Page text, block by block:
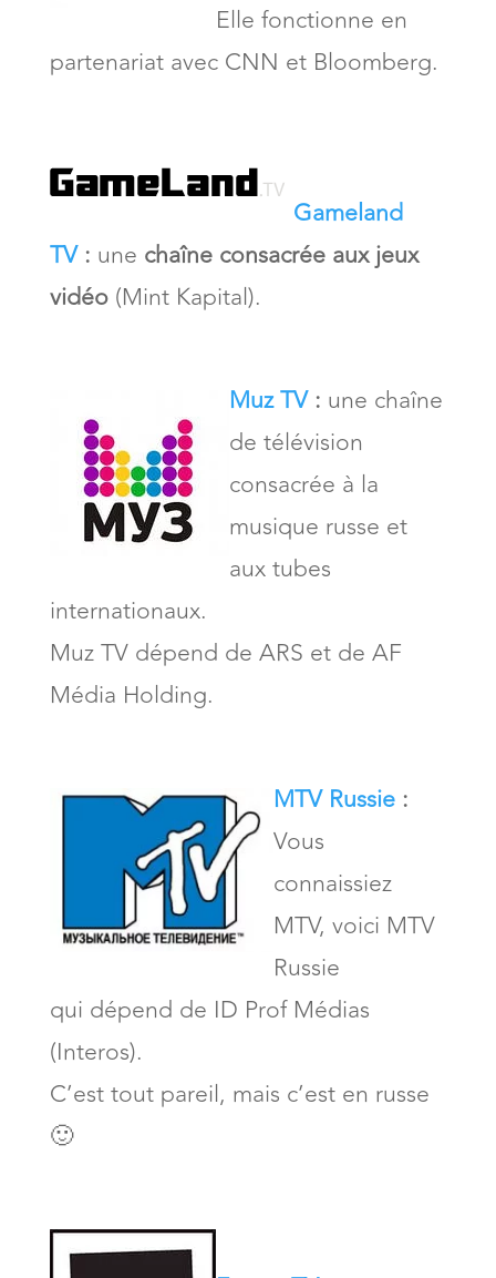
Elle fonctionne en
partenariat avec CNN et Bloomberg.
Gameland
TV: une chaîne consacrée aux jeux
vidéo(Mint Kapital).
Muz TV: une chaîne
de télévision
consacrée à la
musique russe et
aux tubes
internationaux.
Muz TV dépend de ARS et de AF
Média Holding.
MTV Russie:
Vous
connaissiez
MTV, voici MTV
Russie
qui dépend de ID Prof Médias
(Interos).
C’est tout pareil, mais c’est en russe
🙂